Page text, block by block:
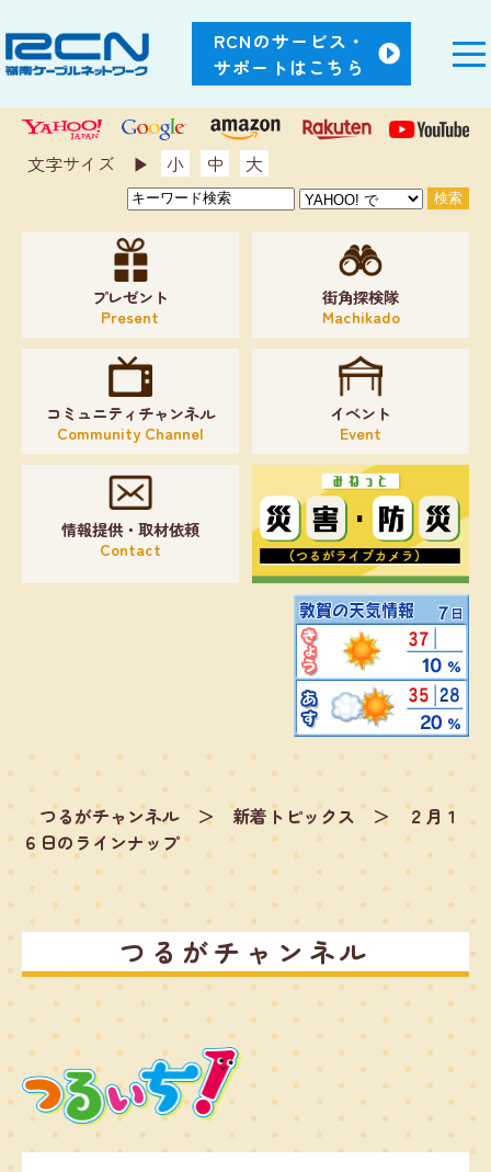
RCNのサービス・
サポートはこちら
文字サイズ ▶︎ 小 中 大
プレゼント
Present
街角探検隊
Machikado
コミュニティチャンネル
Community Channel
イベント
Event
情報提供・取材依頼
Contact
つるがチャンネル ＞ 新着トピックス ＞
２月１
６日のラインナップ
つるがチャンネル